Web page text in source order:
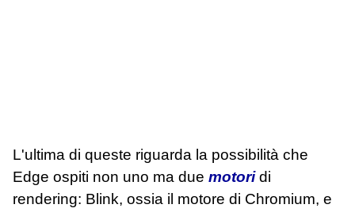
L'ultima di queste riguarda la possibilità che
Edge ospiti non uno ma due motoridi
rendering: Blink, ossia il motore di Chromium, e